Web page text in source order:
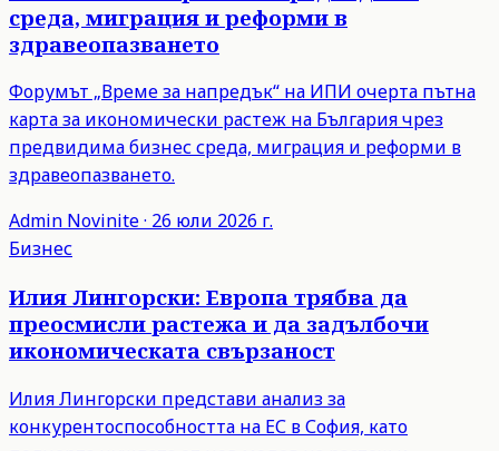
среда, миграция и реформи в
здравеопазването
Форумът „Време за напредък“ на ИПИ очерта пътна
карта за икономически растеж на България чрез
предвидима бизнес среда, миграция и реформи в
здравеопазването.
Admin Novinite· 26 юли 2026 г.
Бизнес
Илия Лингорски: Европа трябва да
преосмисли растежа и да задълбочи
икономическата свързаност
Илия Лингорски представи анализ за
конкурентоспособността на ЕС в София, като